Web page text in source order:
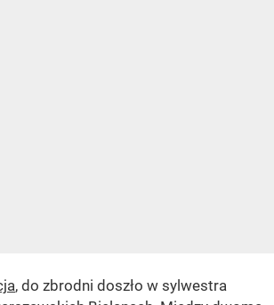
, do zbrodni doszło w sylwestra